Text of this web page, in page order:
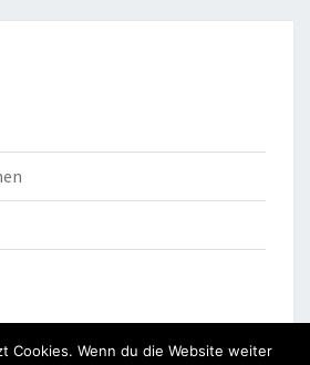
Cookies. Wenn du die Website weiter